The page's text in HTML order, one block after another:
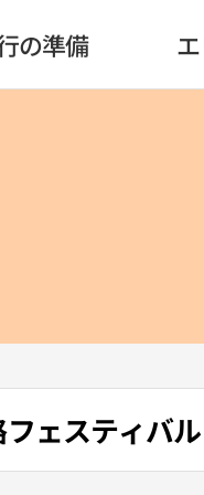
の準備
ェスティバ